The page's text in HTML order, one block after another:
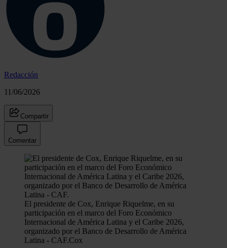
Redacción
11/06/2026
Compartir
Comentar
El presidente de Cox, Enrique Riquelme, en su
participación en el marco del Foro Económico
Internacional de América Latina y el Caribe 2026,
organizado por el Banco de Desarrollo de América
Latina - CAF.Cox